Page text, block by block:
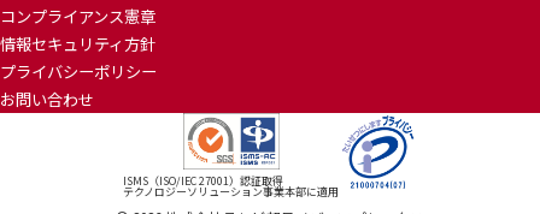
コンプライアンス憲章
情報セキュリティ方針
プライバシーポリシー
お問い合わせ
ISMS（ISO/IEC 27001）認証取得
テクノロジーソリューション事業本部に適用